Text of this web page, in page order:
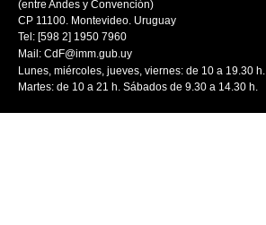
(entre Andes y Convención)
CP 11100. Montevideo. Uruguay
Tel: [598 2] 1950 7960
Mail: CdF@imm.gub.uy
Lunes, miércoles, jueves, viernes: de 10 a 19.30 h.
Martes: de 10 a 21 h. Sábados de 9.30 a 14.30 h.